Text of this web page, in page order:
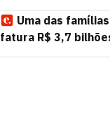
Uma das
fatura R$ 3,7